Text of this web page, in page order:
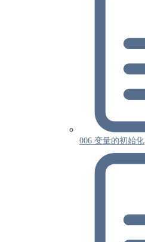
006 变量的初始化